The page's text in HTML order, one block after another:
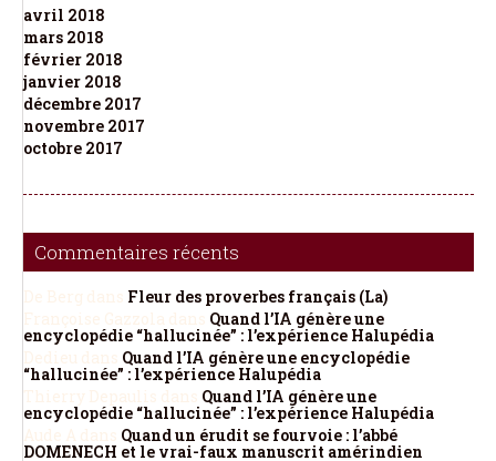
avril 2018
mars 2018
février 2018
janvier 2018
décembre 2017
novembre 2017
octobre 2017
Commentaires récents
Fleur des proverbes français (La)
Quand l’IA génère une
encyclopédie “hallucinée” : l’expérience Halupédia
Quand l’IA génère une encyclopédie
“hallucinée” : l’expérience Halupédia
Quand l’IA génère une
encyclopédie “hallucinée” : l’expérience Halupédia
Quand un érudit se fourvoie : l’abbé
DOMENECH et le vrai-faux manuscrit amérindien